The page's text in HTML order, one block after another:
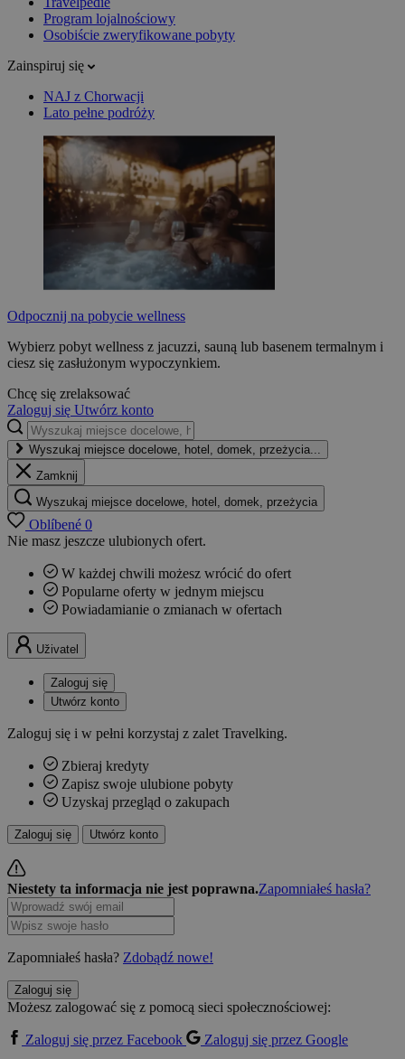
Program lojalnościowy
Osobiście zweryfikowane pobyty
Zainspiruj się
NAJ z Chorwacji
Lato pełne podróży
Odpocznij na pobycie wellness
Wybierz pobyt wellness z jacuzzi, sauną lub basenem termalnym i
ciesz się zasłużonym wypoczynkiem.
Chcę się zrelaksować
Zaloguj się Utwórz konto
Wyszukaj miejsce docelowe, hotel, domek, przeżycia...
Zamknij
Wyszukaj miejsce docelowe, hotel, domek, przeżycia
Oblíbené 0
Nie masz jeszcze ulubionych ofert.
W każdej chwili możesz wrócić do ofert
Popularne oferty w jednym miejscu
Powiadamianie o zmianach w ofertach
Uživatel
Zaloguj się
Utwórz konto
Zaloguj się i w pełni korzystaj z zalet Travelking.
Zbieraj kredyty
Zapisz swoje ulubione pobyty
Uzyskaj przegląd o zakupach
Zaloguj się Utwórz konto
Niestety ta informacja nie jest poprawna.Zapomniałeś hasła?
Zapomniałeś hasła? Zdobądź nowe!
Zaloguj się
Możesz zalogować się z pomocą sieci społecznościowej:
Zaloguj się przez Facebook
Zaloguj się przez Google